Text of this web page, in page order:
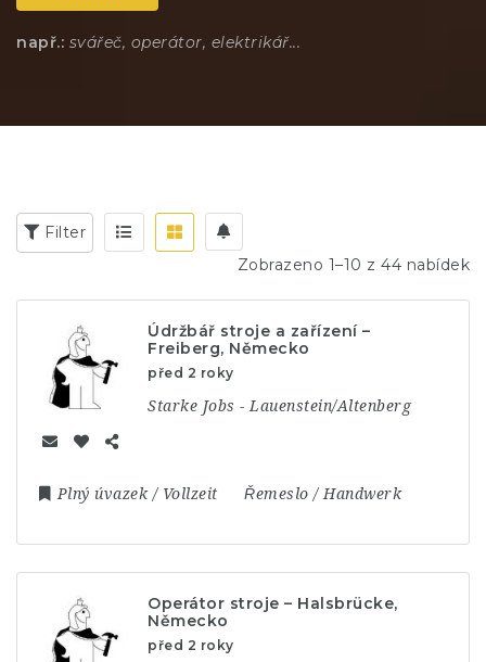
např.: svářeč, operátor, elektrikář...
Filter
Zobrazeno 1–10 z 44 nabídek
Údržbář stroje a zařízení –
Freiberg, Německo
před 2 roky
Starke Jobs - Lauenstein/Altenberg
Plný úvazek / Vollzeit Řemeslo / Handwerk
Operátor stroje – Halsbrücke,
Německo
před 2 roky